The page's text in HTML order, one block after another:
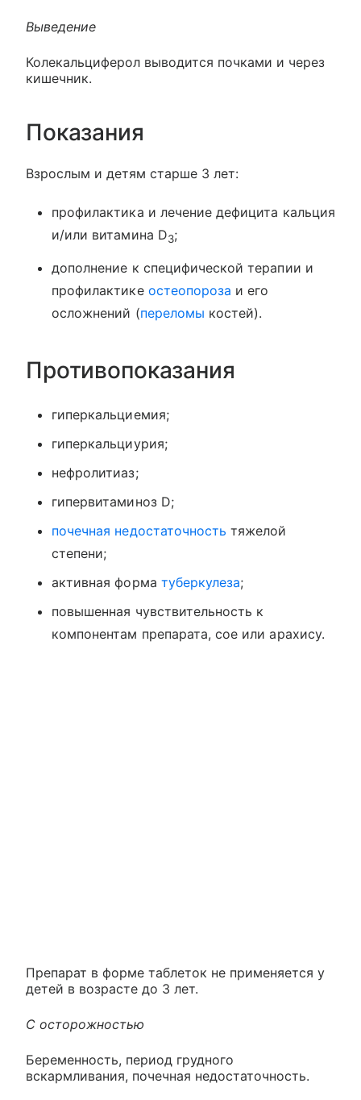
Выведение
Колекальциферол выводится почками и через
кишечник.
Показания
Взрослым и детям старше 3 лет:
профилактика и лечение дефицита кальция
и/или витамина D3;
дополнение к специфической терапии и
профилактике остеопороза и его
осложнений (переломы костей).
Противопоказания
гиперкальциемия;
гиперкальциурия;
нефролитиаз;
гипервитаминоз D;
почечная недостаточность тяжелой
степени;
активная форма туберкулеза;
повышенная чувствительность к
компонентам препарата, сое или арахису.
Препарат в форме таблеток не применяется у
детей в возрасте до 3 лет.
С осторожностью
Беременность, период грудного
вскармливания, почечная недостаточность.